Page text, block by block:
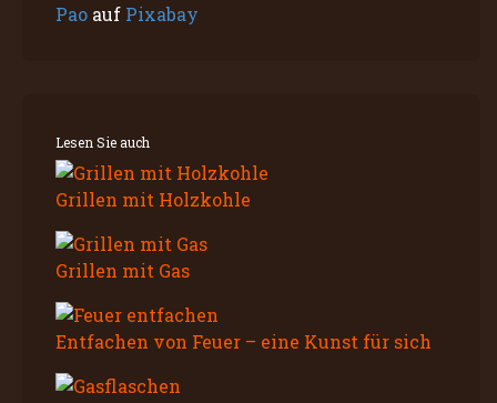
Pao auf Pixabay
Lesen Sie auch
Grillen mit Holzkohle
Grillen mit Gas
Entfachen von Feuer – eine Kunst für sich